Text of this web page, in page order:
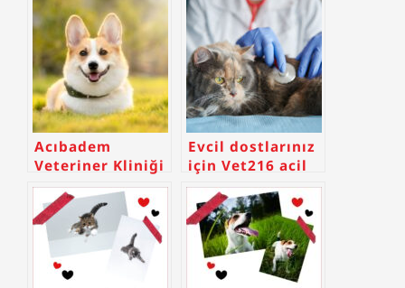
Acıbadem
Veteriner Kliniği
Evcil dostlarınız
için Vet216 acil
Veterinerliği